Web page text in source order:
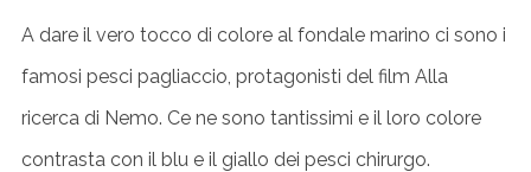
A dare il vero tocco di colore al fondale marino ci sono i
famosi pesci pagliaccio, protagonisti del film Alla
ricerca di Nemo. Ce ne sono tantissimi e il loro colore
contrasta con il blu e il giallo dei pesci chirurgo.